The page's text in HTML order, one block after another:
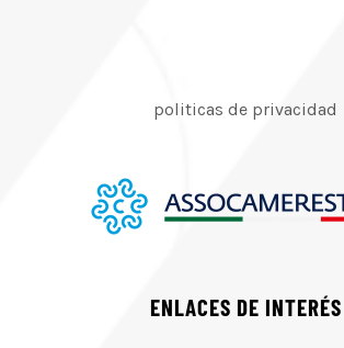
politicas de privacidad
ENLACES DE INTERÉS